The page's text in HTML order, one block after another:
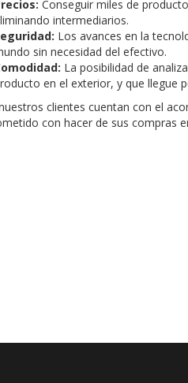
Conseguir miles de
intermediarios.
Los avances en la
sin necesidad del efectivo.
La posibilidad de
en el exterior, y que llegue
clientes cuentan con el
con hacer de sus compras